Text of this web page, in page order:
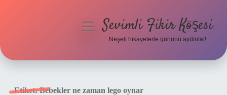
menüyüSevimli Fikir Köşesi
Neşeli hikayelerle gününü aydınlat!
Etiket:Bebekler ne zaman lego oynar